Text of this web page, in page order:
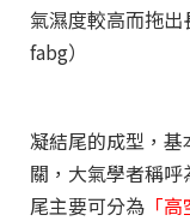
氣濕度較高而拖出
fabg）
凝結尾的成型，
關，大氣學者稱
尾主要可分為 「